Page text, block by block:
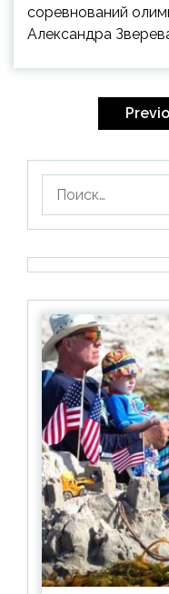
соревнований
Александра